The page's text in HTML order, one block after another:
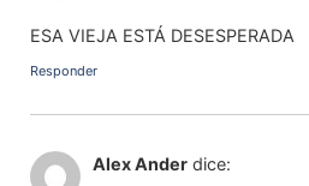
ESA VIEJA ESTÁ DESESPERADA
Responder
Alex Ander dice: